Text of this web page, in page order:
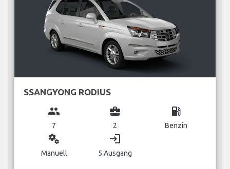
SSANGYONG RODIUS
group
7
business_center
2
local_gas_station
Benzin
miscellaneous_services
Manuell
login
5 Ausgang